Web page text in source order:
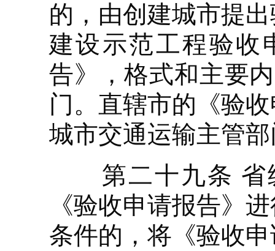
的，由创建城市提
建设示范工程验收
告》，格式和主要
门。直辖市的《验
城市交通运输主管
第二十九条 省
《验收申请报告》
条件的，将《验收